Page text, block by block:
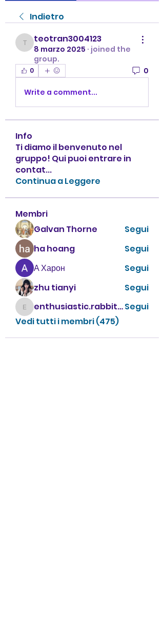
Indietro
teotran3004123
teotran3004123
8 marzo 2025 · joined the
group.
0 0
Write a comment...
Info
Ti diamo il benvenuto nel
gruppo! Qui puoi entrare in
contat...
Continua a Leggere
Membri
Galvan Thorne
Segui
ha hoang
Segui
А Харон
Segui
zhu tianyi
Segui
enthusiastic.rabbit.uhur enthusiastic.rabbit.uhurSegui
Vedi tutti i membri (475)